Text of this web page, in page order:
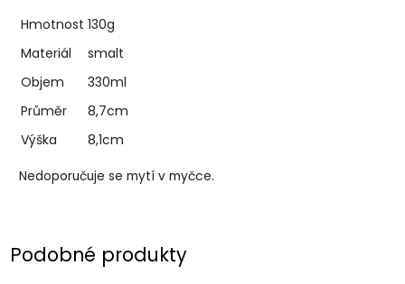
Hmotnost 130g
Materiál
smalt
Objem
330ml
Průměr
8,7cm
Výška
8,1cm
Nedoporučuje se mytí v myčce.
Podobné produkty